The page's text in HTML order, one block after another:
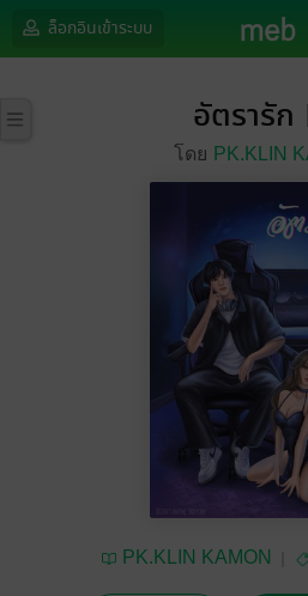
ล็อกอินเข้าระบบ
อัตรารัก
โดย PK.KLIN
PK.KLIN KAMON